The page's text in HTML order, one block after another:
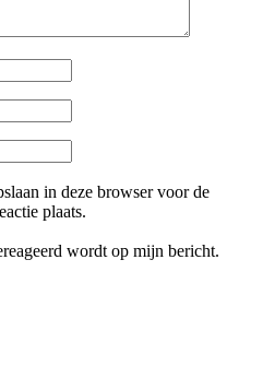
in deze browser voor de
plaats.
wordt op mijn bericht.